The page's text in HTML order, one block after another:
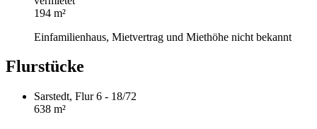
194 m²
Einfamilienhaus, Mietvertrag und Miethöhe nicht bekannt
Flurstücke
Sarstedt, Flur 6 - 18/72
638 m²